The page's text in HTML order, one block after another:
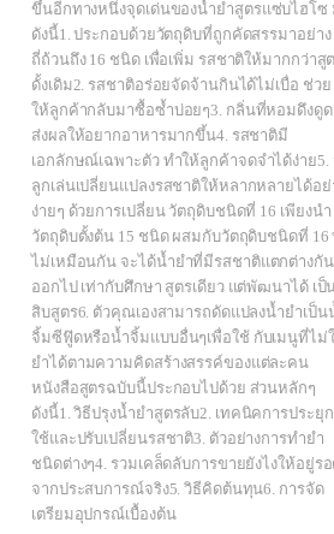
ขึ้นอีกทางหนึ่งจุดเด่นของน้ำยำสูตรแซ่บไฮโซ
ดังนี้1. ประกอบด้วยวัตถุดิบที่ถูกคัดสรรมาอย่าง
ถี่ถ้วนถึง 16 ชนิด เพื่อเพิ่ม รสชาติให้มากกว่าสู
ดั้งเดิม2. รสชาติอร่อยจัดจ้านกินได้ไม่เบื่อ ช่วย
ให้ลูกค้ากลับมาซื้อซ้ำบ่อยๆ3. กลิ่นที่หอมดึงดูด
ส่งผลให้อยากอาหารมากขึ้น4. รสชาติมี
เอกลักษณ์เฉพาะตัว ทำให้ลูกค้าจดจำได้ง่าย5.
ลูกเล่นเปลี่ยนแปลงรสชาติให้หลากหลายได้อย่
ง่ายๆ ด้วยการเปลี่ยน วัตถุดิบชนิดที่ 16 เพียงนำ
วัตถุดิบตั้งต้น 15 ชนิด ผสมกับวัตถุดิบชนิดที่ 16
ไม่เหมือนกัน จะได้น้ำยำที่มีรสชาติแตกต่างกัน
ออกไป เท่ากับศึกษา สูตรเดียว แต่พัฒนาได้ เป็
สิบสูตร6. ตัวคุณเองสามารถดัดแปลงน้ำยำเป็น
จิ้มซีฟู๊ดหรือน้ำจิ้มแบบอื่นๆเพื่อใช้ กับเมนูที่ไม่
ยำได้ตามความคิดสร้างสรรค์ของแต่ละคน
หนังสือสูตรฉบับนี้ประกอบไปด้วย ส่วนหลักๆ
ดังนี้1. วิธีปรุงน้ำยำสูตรลับ2. เทคนิคการประยุ
ใช้และปรับเปลี่ยนรสชาติ3. ตัวอย่างการทำยำ
ชนิดต่างๆ4. รวมเคล็ดลับการขายยังไงให้อยู่ร
จากประสบการณ์จริง5. วิธีคิดต้นทุน6. การจัด
เตรียมอุปกรณ์เบื้องต้น